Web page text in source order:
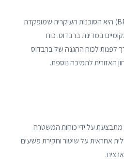
שירות משטרת ברבדוס (BPS) היא הסוכנות העיקרית שמופקדת
במדינת ברבדוס. כוח
לפנות לכוח ההגנה של ברבדוס
מתבצעת על ידי כוחות המשטרה
אחראית על שיטור וחקירת פשעים